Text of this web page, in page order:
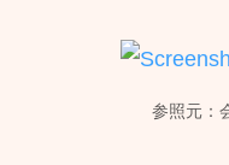
参照元：